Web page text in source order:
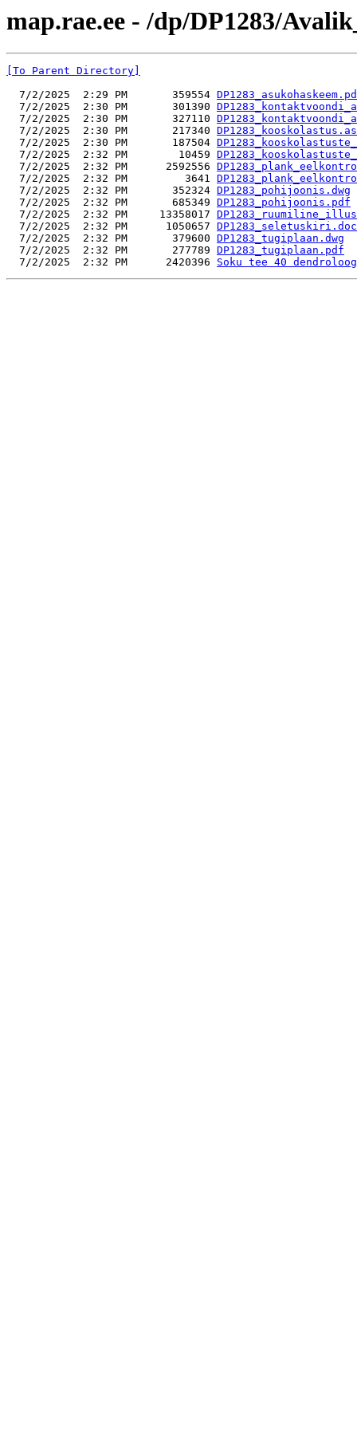
map.rae.ee - /dp/DP1283/
[To Parent Directory]
  7/2/2025  2:29 PM       359554
  7/2/2025  2:30 PM       301390
  7/2/2025  2:30 PM       327110
  7/2/2025  2:30 PM       217340
  7/2/2025  2:30 PM       187504
  7/2/2025  2:32 PM        10459
  7/2/2025  2:32 PM      2592556
  7/2/2025  2:32 PM         3641
  7/2/2025  2:32 PM       352324
DP1283_pohijoonis.dwg
  7/2/2025  2:32 PM       685349
DP1283_pohijoonis.pdf
  7/2/2025  2:32 PM     13358017
  7/2/2025  2:32 PM      1050657
  7/2/2025  2:32 PM       379600
DP1283_tugiplaan.dwg
  7/2/2025  2:32 PM       277789
DP1283_tugiplaan.pdf
  7/2/2025  2:32 PM      2420396
Soku tee 40